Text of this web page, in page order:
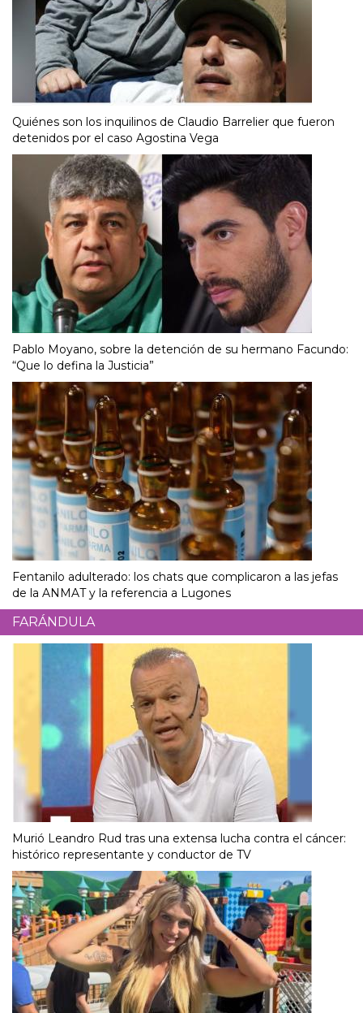
Quiénes son los inquilinos de Claudio Barrelier que fueron
detenidos por el caso Agostina Vega
Pablo Moyano, sobre la detención de su hermano Facundo:
“Que lo defina la Justicia”
Fentanilo adulterado: los chats que complicaron a las jefas
de la ANMAT y la referencia a Lugones
FARÁNDULA
Murió Leandro Rud tras una extensa lucha contra el cáncer:
histórico representante y conductor de TV